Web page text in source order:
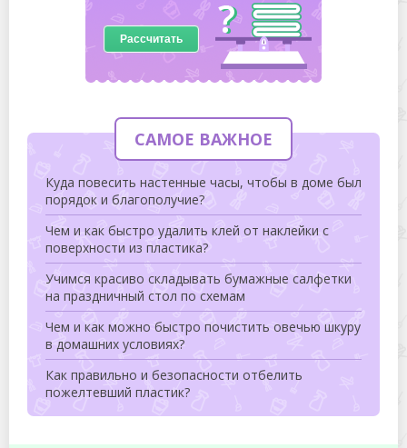
Рассчитать
САМОЕ ВАЖНОЕ
Куда повесить настенные часы, чтобы в доме был
порядок и благополучие?
Чем и как быстро удалить клей от наклейки с
поверхности из пластика?
Учимся красиво складывать бумажные салфетки
на праздничный стол по схемам
Чем и как можно быстро почистить овечью шкуру
в домашних условиях?
Как правильно и безопасности отбелить
пожелтевший пластик?